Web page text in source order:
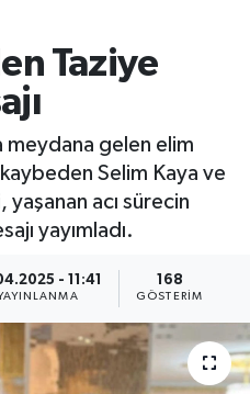
Taziye
meydana gelen elim
kaybeden Selim Kaya ve
yaşanan acı sürecin
yayımladı.
- 11:41 168
GÖSTERIM
ve Fikstür